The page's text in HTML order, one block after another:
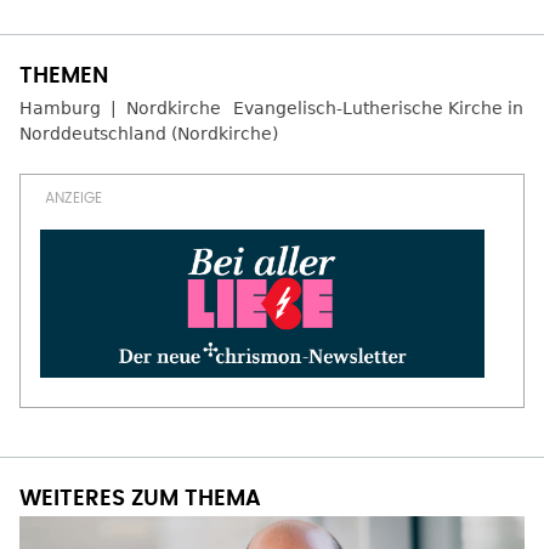
Hamburg Nordkirche
Evangelisch-Lutherische Kirche in
Norddeutschland (Nordkirche)
WEITERES ZUM THEMA